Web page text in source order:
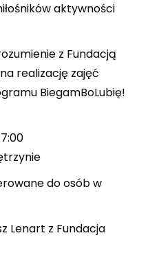
aktywności
z Fundacją
realizację zajęć
BiegamBoLubię!
do osób w
Lenart z Fundacja